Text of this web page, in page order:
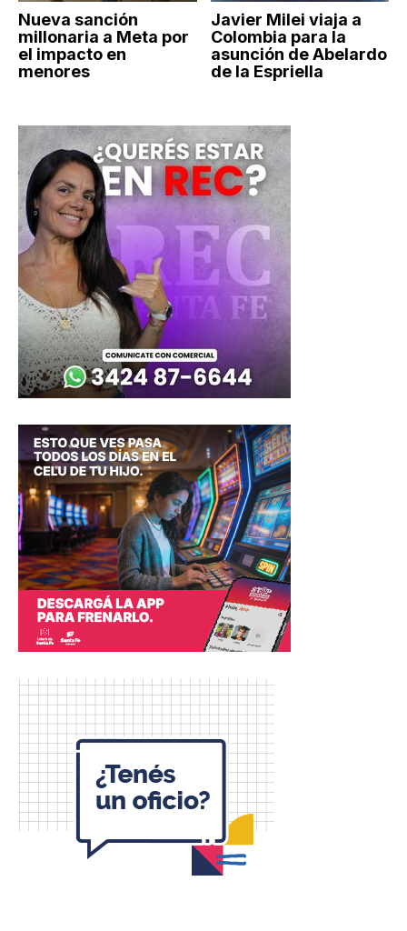
Nueva sanción
millonaria a Meta por
el impacto en
menores
Javier Milei viaja a
Colombia para la
asunción de Abelardo
de la Espriella